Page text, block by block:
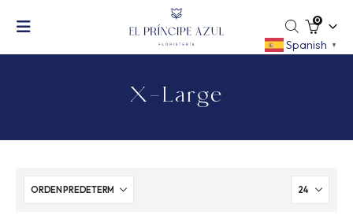
0
X-Large
Spanish ▼